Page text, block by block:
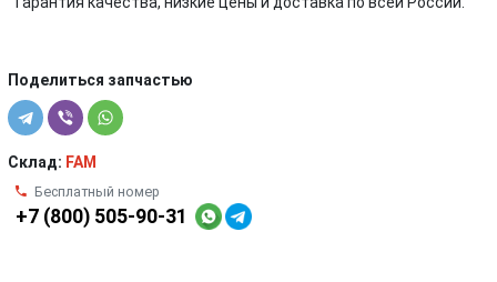
Поделиться запчастью
Склад: FAM
Бесплатный номер
+7 (800) 505-90-31